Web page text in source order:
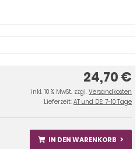
24,70 €
inkl. 10 % MwSt. zzgl. Versandkosten
Lieferzeit: AT und DE: 7-10 Tage
IN DEN WARENKORB